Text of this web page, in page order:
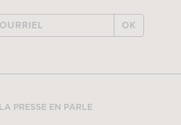
OK
LA PRESSE EN PARLE